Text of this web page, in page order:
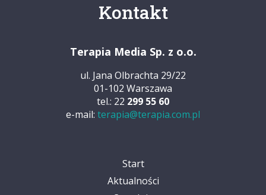
Kontakt
Terapia Media Sp. z o.o.
ul. Jana Olbrachta 29/22
01-102 Warszawa
tel.: 22 299 55 60
e-mail: terapia@terapia.com.pl
Start
Aktualności